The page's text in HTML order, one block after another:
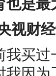
也是最
财经
过一